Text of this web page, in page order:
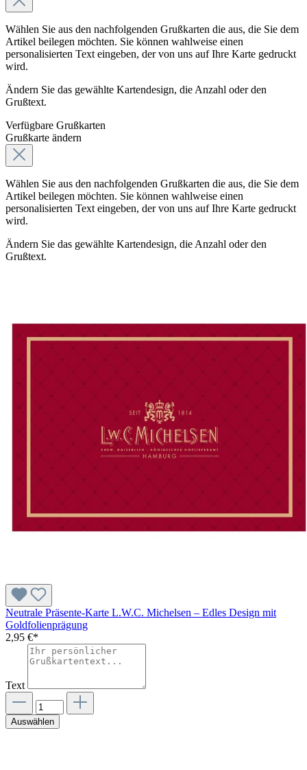
Wählen Sie aus den nachfolgenden Grußkarten die aus, die Sie dem
Artikel beilegen möchten. Sie können wahlweise einen
personalisierten Text eingeben, der von uns auf Ihre Karte gedruckt
wird.
Ändern Sie das gewählte Kartendesign, die Anzahl oder den
Grußtext.
Verfügbare Grußkarten
Grußkarte ändern
Wählen Sie aus den nachfolgenden Grußkarten die aus, die Sie dem
Artikel beilegen möchten. Sie können wahlweise einen
personalisierten Text eingeben, der von uns auf Ihre Karte gedruckt
wird.
Ändern Sie das gewählte Kartendesign, die Anzahl oder den
Grußtext.
Neutrale Präsente-Karte L.W.C. Michelsen – Edles Design mit
Goldfolienprägung
2,95 €*
Text
Auswählen